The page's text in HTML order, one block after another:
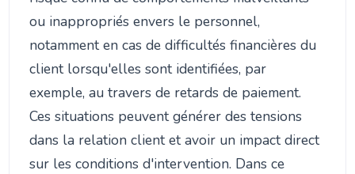
ou inappropriés envers le personnel,
notamment en cas de difficultés financières du
client lorsqu'elles sont identifiées, par
exemple, au travers de retards de paiement.
Ces situations peuvent générer des tensions
dans la relation client et avoir un impact direct
sur les conditions d'intervention. Dans ce